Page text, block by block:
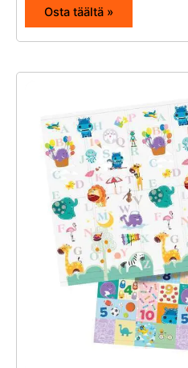
Osta täältä »